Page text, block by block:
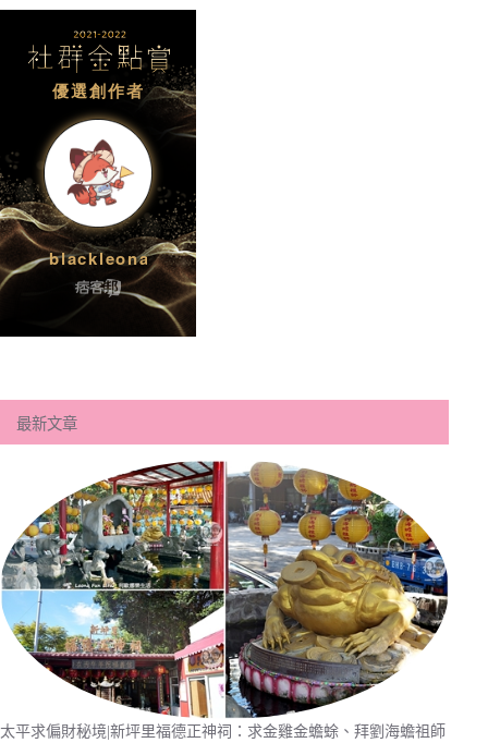
最新文章
太平求偏財秘境|新坪里福德正神祠：求金雞金蟾蜍、拜劉海蟾祖師